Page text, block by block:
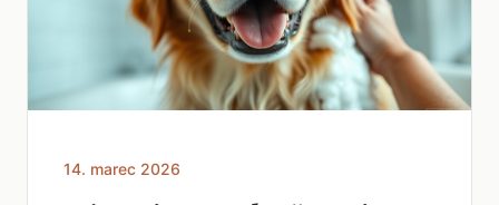
14. marec 2026